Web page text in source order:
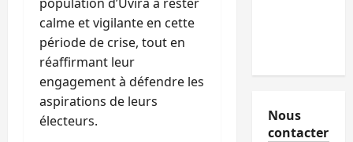
calme et vigilante en cette
période de crise, tout en
réaffirmant leur
engagement à défendre les
aspirations de leurs
électeurs.
Nous
contacter